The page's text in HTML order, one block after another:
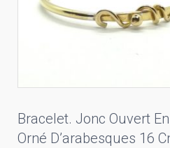
Bracelet. Jonc Ouvert
Orné D’arabesques 16